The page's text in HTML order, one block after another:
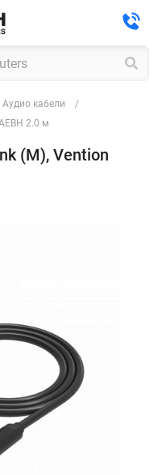
Аудио кабели
2.0 м
(M), Vention